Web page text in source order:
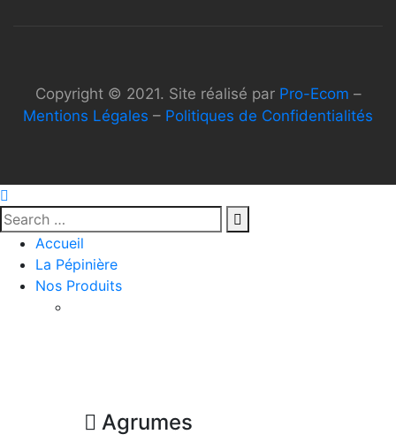
Copyright © 2021. Site réalisé par Pro-Ecom –
Mentions Légales – Politiques de Confidentialités
Accueil
La Pépinière
Nos Produits
Agrumes